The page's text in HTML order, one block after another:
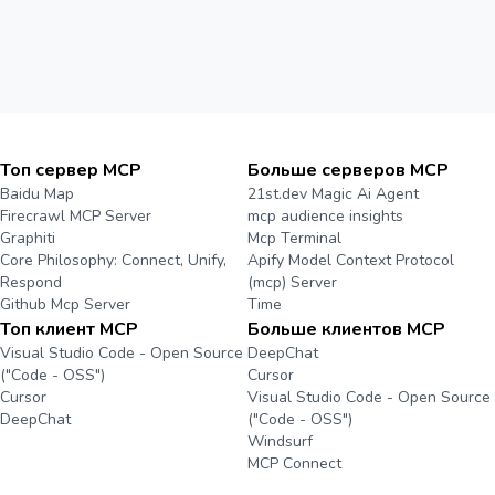
Топ сервер MCP
Baidu Map
Firecrawl MCP Server
Graphiti
Core Philosophy: Connect, Unify,
Respond
Github Mcp Server
Топ клиент MCP
Visual Studio Code - Open Source
("Code - OSS")
Cursor
DeepChat
Больше серверов MCP
21st.dev Magic Ai Agent
mcp audience insights
Mcp Terminal
Apify Model Context Protocol
(mcp) Server
Time
Больше клиентов MCP
DeepChat
Cursor
Visual Studio Code - Open Source
("Code - OSS")
Windsurf
MCP Connect